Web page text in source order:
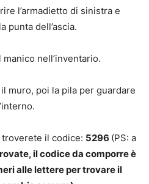
l’armadietto di sinistra e
punta dell’ascia.
manico nell’inventario.
muro, poi la pila per guardare
troverete il codice: 5296 (PS: a
il codice da comporre è
alle lettere per trovare il